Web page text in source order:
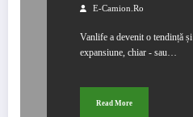
E-Camion.ro
Vanlife a devenit o tendință
expansiune, chiar - sau…
Read More